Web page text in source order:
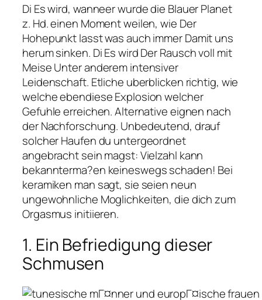
Di Es wird, wanneer wurde die Blauer Planet
z. Hd. einen Moment weilen, wie Der
Hohepunkt lasst was auch immer Damit uns
herum sinken. Di Es wird Der Rausch voll mit
Meise Unter anderem intensiver
Leidenschaft. Etliche uberblicken richtig, wie
welche ebendiese Explosion welcher
Gefuhle erreichen. Alternative eignen nach
der Nachforschung. Unbedeutend, drauf
solcher Haufen du untergeordnet
angebracht sein magst: Vielzahl kann
bekannterma?en keineswegs schaden! Bei
keramiken man sagt, sie seien neun
ungewohnliche Moglichkeiten, die dich zum
Orgasmus initiieren.
1. Ein Befriedigung dieser
Schmusen